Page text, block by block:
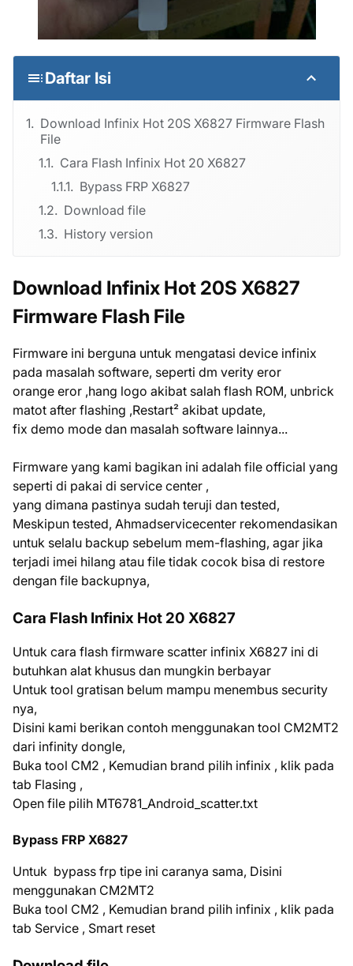
Daftar Isi
Download Infinix Hot 20S X6827 Firmware Flash
File
Cara Flash Infinix Hot 20 X6827
Bypass FRP X6827
Download file
History version
Download Infinix Hot 20S X6827
Firmware Flash File
Firmware ini berguna untuk mengatasi device infinix
pada masalah software, seperti dm verity eror
orange eror ,hang logo akibat salah flash ROM, unbrick
matot after flashing ,Restart² akibat update,
fix demo mode dan masalah software lainnya...
Firmware yang kami bagikan ini adalah file official yang
seperti di pakai di service center ,
yang dimana pastinya sudah teruji dan tested,
Meskipun tested, Ahmadservicecenter rekomendasikan
untuk selalu backup sebelum mem-flashing, agar jika
terjadi imei hilang atau file tidak cocok bisa di restore
dengan file backupnya,
Cara Flash Infinix Hot 20 X6827
Untuk cara flash firmware scatter infinix X6827 ini di
butuhkan alat khusus dan mungkin berbayar
Untuk tool gratisan belum mampu menembus security
nya,
Disini kami berikan contoh menggunakan tool CM2MT2
dari infinity dongle,
Buka tool CM2 , Kemudian brand pilih infinix , klik pada
tab Flasing ,
Open file pilih MT6781_Android_scatter.txt
Bypass FRP X6827
Untuk bypass frp tipe ini caranya sama, Disini
menggunakan CM2MT2
Buka tool CM2 , Kemudian brand pilih infinix , klik pada
tab Service , Smart reset